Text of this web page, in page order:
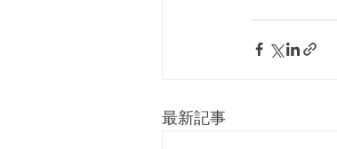
最新記事